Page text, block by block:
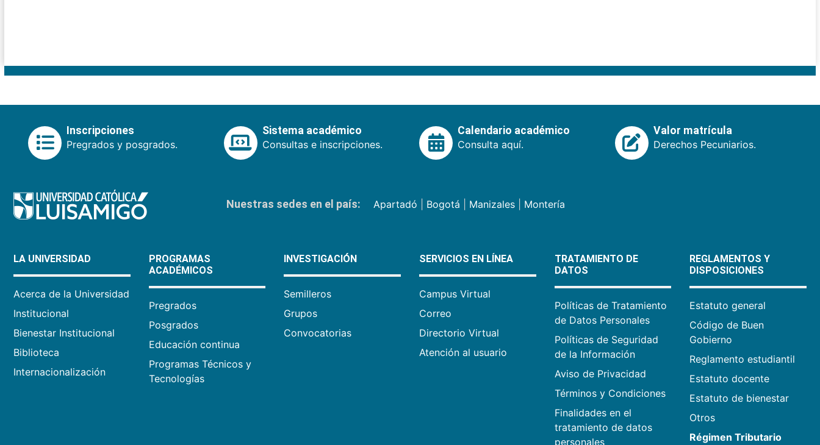
Inscripciones
Pregrados y posgrados.
Sistema académico
Consultas e inscripciones.
Calendario académico
Consulta aquí.
Valor matrícula
Derechos Pecuniarios.
Nuestras sedes en el país: Apartadó Bogotá Manizales| Montería
LA UNIVERSIDAD
Acerca de la Universidad
Institucional
Bienestar Institucional
Biblioteca
Internacionalización
PROGRAMAS
ACADÉMICOS
Pregrados
Posgrados
Educación continua
Programas Técnicos y
Tecnologías
INVESTIGACIÓN
Semilleros
Grupos
Convocatorias
SERVICIOS EN LÍNEA
Campus Virtual
Correo
Directorio Virtual
Atención al usuario
TRATAMIENTO DE
DATOS
Políticas de Tratamiento
de Datos Personales
Políticas de Seguridad
de la Información
Aviso de Privacidad
Términos y Condiciones
Finalidades en el
tratamiento de datos
personales
REGLAMENTOS Y
DISPOSICIONES
Estatuto general
Código de Buen
Gobierno
Reglamento estudiantil
Estatuto docente
Estatuto de bienestar
Otros
Régimen Tributario